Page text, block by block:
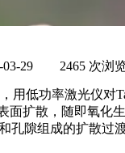
03-29 2465 次浏
用低功率激光仪
面扩散，随即氧化
孔隙组成的扩散过